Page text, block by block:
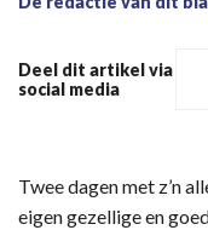
Deel dit artikel via
social media
Twee dagen met z’n
eigen gezellige en